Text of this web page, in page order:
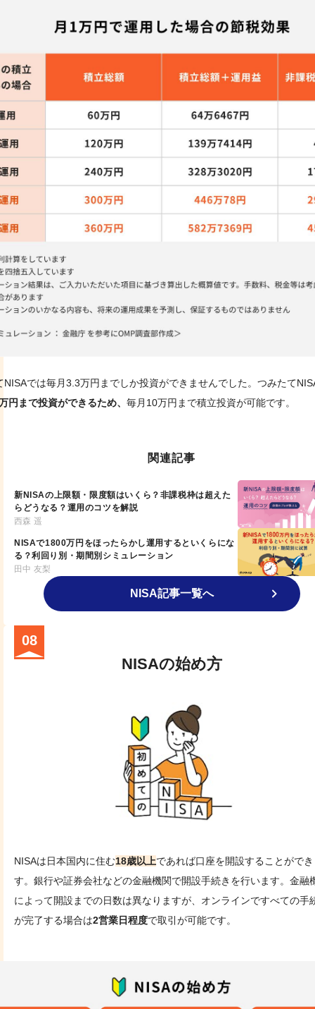
では毎月3.3万円までしか投資ができませんでした。つみたて
円まで投資ができるため、 毎月10万円まで積立投資が可能です。
関連記事
新NISAの上限額・限度額はいくら？非課税枠は超えた
らどうなる？運用のコツを解説
西森 遥
NISAで1800万円をほったらかし運用するといくらにな
る？利回り別・期間別シミュレーション
田中 友梨
NISA記事一覧へ
08
NISAの始め方
NISAは日本国内に住む18歳以上であれば口座を開設することがで
す。銀行や証券会社などの金融機関で開設手続きを行います。金融
によって開設までの日数は異なりますが、オンラインですべての手
が完了する場合は2営業日程度で取引が可能です。